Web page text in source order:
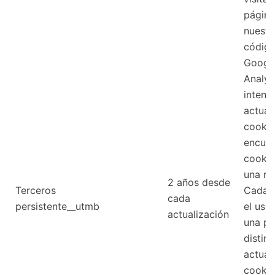
Terceros
persistente__utmb
2 años desde
cada
actualización
intenta
una
Cada
el
una